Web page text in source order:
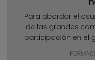
Para abordar el
de las grandes
participación en el